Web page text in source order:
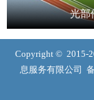
光部
Copyright © 2015-
息服务有限公司